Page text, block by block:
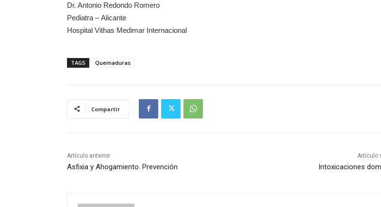
Dr. Antonio Redondo Romero
Pediatra – Alicante
Hospital Vithas Medimar Internacional
TAGS Quemaduras
Compartir
Artículo anterior
Asfixia y Ahogamiento. Prevención
Artículo
Intoxicaciones